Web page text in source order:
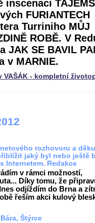
inscenaci
FURIANTECH
Turriniho MŮJ
ROBĚ. V
JAK SE BAVIL
v MARNIE.
VAŠÁK - kompletní
rozhovoru a
jaký byl nebo ještě
Internetem. Redakce
v rámci možností,
Díky tomu, že
odjíždím do Brna a
řeším akci kulový
Štýrce